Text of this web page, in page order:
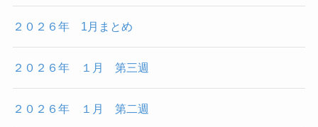
２０２６年 1月まとめ
２０２６年 １月 第三週
２０２６年 １月 第二週